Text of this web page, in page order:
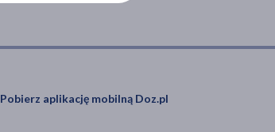
Pobierz aplikację mobilną Doz.pl